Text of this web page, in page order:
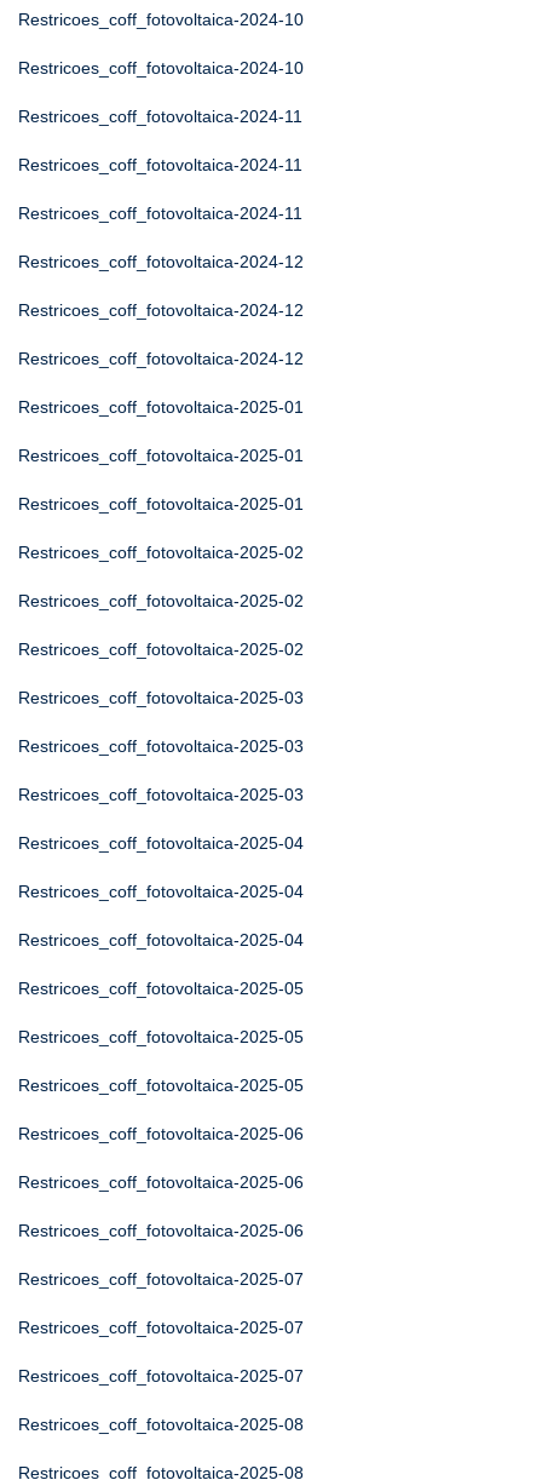
Restricoes_coff_fotovoltaica-2024-10
Restricoes_coff_fotovoltaica-2024-10
Restricoes_coff_fotovoltaica-2024-11
Restricoes_coff_fotovoltaica-2024-11
Restricoes_coff_fotovoltaica-2024-11
Restricoes_coff_fotovoltaica-2024-12
Restricoes_coff_fotovoltaica-2024-12
Restricoes_coff_fotovoltaica-2024-12
Restricoes_coff_fotovoltaica-2025-01
Restricoes_coff_fotovoltaica-2025-01
Restricoes_coff_fotovoltaica-2025-01
Restricoes_coff_fotovoltaica-2025-02
Restricoes_coff_fotovoltaica-2025-02
Restricoes_coff_fotovoltaica-2025-02
Restricoes_coff_fotovoltaica-2025-03
Restricoes_coff_fotovoltaica-2025-03
Restricoes_coff_fotovoltaica-2025-03
Restricoes_coff_fotovoltaica-2025-04
Restricoes_coff_fotovoltaica-2025-04
Restricoes_coff_fotovoltaica-2025-04
Restricoes_coff_fotovoltaica-2025-05
Restricoes_coff_fotovoltaica-2025-05
Restricoes_coff_fotovoltaica-2025-05
Restricoes_coff_fotovoltaica-2025-06
Restricoes_coff_fotovoltaica-2025-06
Restricoes_coff_fotovoltaica-2025-06
Restricoes_coff_fotovoltaica-2025-07
Restricoes_coff_fotovoltaica-2025-07
Restricoes_coff_fotovoltaica-2025-07
Restricoes_coff_fotovoltaica-2025-08
Restricoes_coff_fotovoltaica-2025-08